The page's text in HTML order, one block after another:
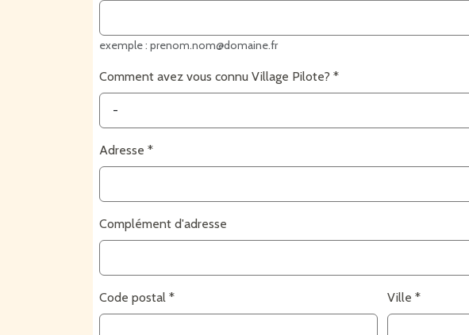
exemple : prenom.nom@domaine.fr
Comment avez vous connu Village Pilote?
Adresse
Complément d'adresse
Code postal Ville